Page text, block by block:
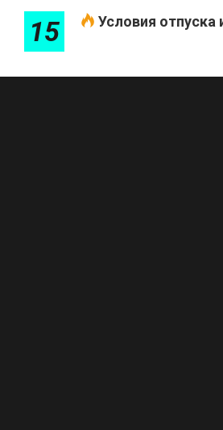
15 Условия отпуска